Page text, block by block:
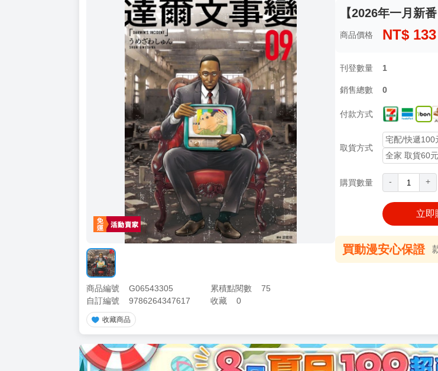
商品編號 G06543305 累積點閱數
75
自訂編號
9786264347617 收藏 0
收藏商品
【2026年一月新
商品價格 NT$ 133
刊登數量 1
銷售總數 0
付款方式
取貨方式
宅配/快遞100
全家 取貨60元
購買數量 - +
立即
買動漫安心保證